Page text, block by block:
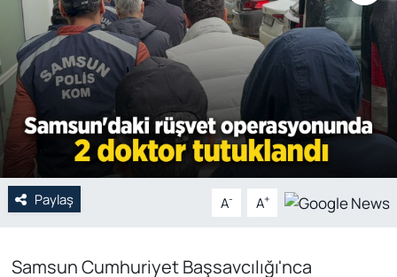
Paylaş A- A+
Samsun Cumhuriyet Başsavcılığı'nca
POLİTİKA
Siyaset
Spor
Yerel